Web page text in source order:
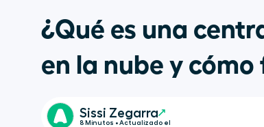
¿Qué es una
en la nube y
Sissi Zegarra
8 Minutos • Actualizado el